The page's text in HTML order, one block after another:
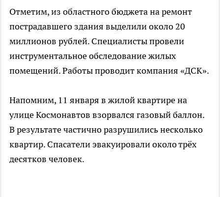
Отметим, из областного бюджета на ремонт
пострадавшего здания выделили около 20
миллионов рублей. Специалисты провели
инструментальное обследование жилых
помещений. Работы проводит компания «ДСК».
Напомним, 11 января в жилой квартире на
улице Космонавтов взорвался газовый баллон.
В результате частично разрушились несколько
квартир. Спасатели эвакуировали около трёх
десятков человек.